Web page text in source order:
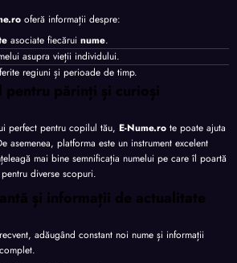
oferă informații despre:
asociate fiecărui nume.
asupra vieții individului.
regiuni și perioade de timp.
pentru părinți și curioși
perfect pentru copilul tău, E-Nume.ro te poate ajuta
asemenea, platforma este un instrument excelent
mai bine semnificația numelui pe care îl poartă
diverse scopuri.
și informații de actualitate
adăugând constant noi nume și informații